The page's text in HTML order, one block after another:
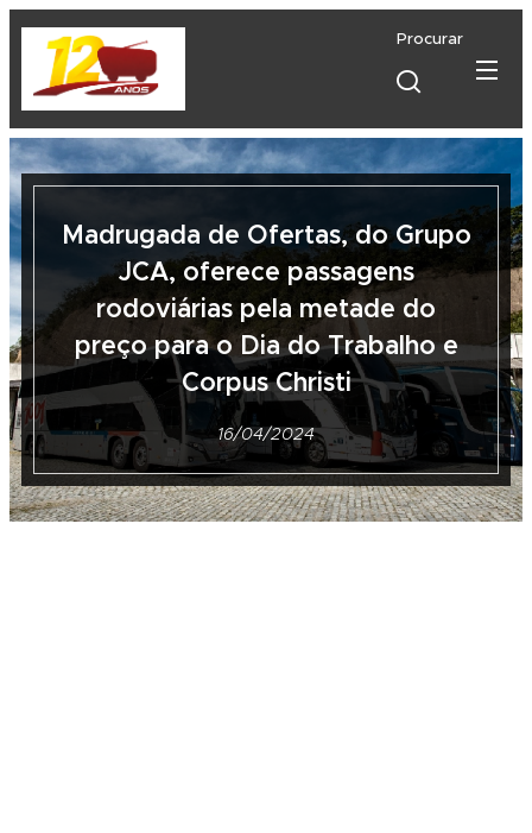
Procurar
Madrugada de Ofertas, do Grupo
JCA, oferece passagens
rodoviárias pela metade do
preço para o Dia do Trabalho e
Corpus Christi
16/04/2024